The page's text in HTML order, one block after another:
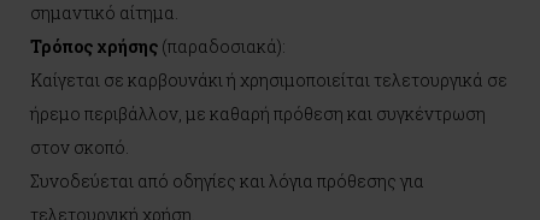
σημαντικό αίτημα.
Τρόπος χρήσης (παραδοσιακά):
Καίγεται σε καρβουνάκι ή χρησιμοποιείται τελετουργικά σε
ήρεμο περιβάλλον, με καθαρή πρόθεση και συγκέντρωση
στον σκοπό.
Συνοδεύεται από οδηγίες και λόγια πρόθεσης για
τελετουργική χρήση.